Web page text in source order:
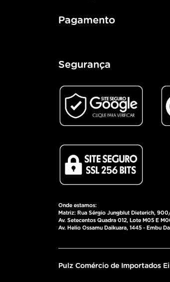
Pagamento
Segurança
Onde estamos:
Matriz: Rua Sérgio Jungblut Dieterich,
Av. Setecentos Quadra 012, Lote M05 E
Av. Helio Ossamu Daikuara, 1445 - Embu
Pulz Comércio de Importados